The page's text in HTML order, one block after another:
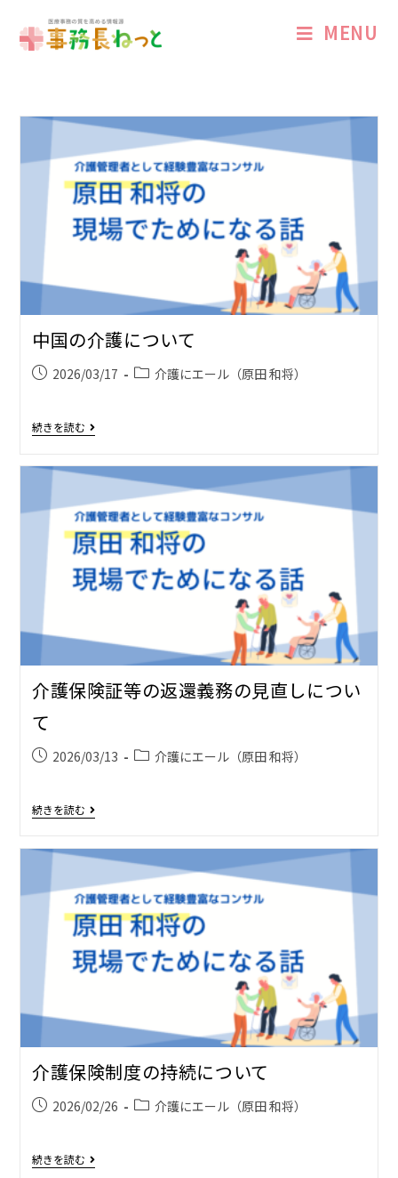
MENU
中国の介護について
2026/03/17 介護にエール（原田 和将）
続きを読む
介護保険証等の返還義務の見直しについ
て
2026/03/13 介護にエール（原田 和将）
続きを読む
介護保険制度の持続について
2026/02/26 介護にエール（原田 和将）
続きを読む